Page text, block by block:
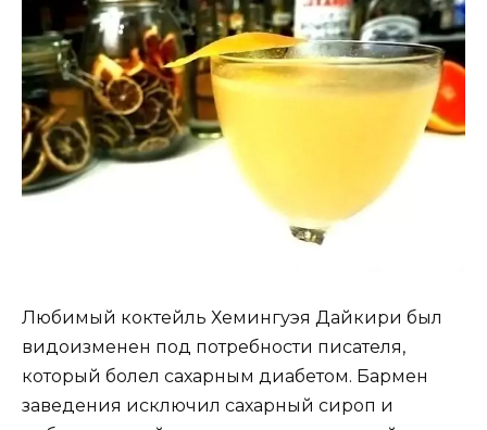
Любимый коктейль Хемингуэя Дайкири был
видоизменен под потребности писателя,
который болел сахарным диабетом. Бармен
заведения исключил сахарный сироп и